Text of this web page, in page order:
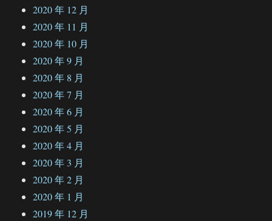
2020 年 12 月
2020 年 11 月
2020 年 10 月
2020 年 9 月
2020 年 8 月
2020 年 7 月
2020 年 6 月
2020 年 5 月
2020 年 4 月
2020 年 3 月
2020 年 2 月
2020 年 1 月
2019 年 12 月